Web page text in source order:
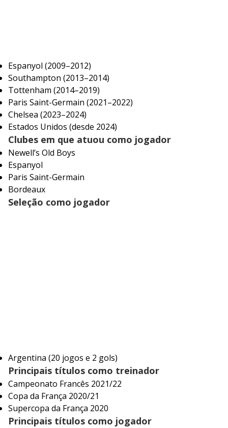
Espanyol (2009–2012)
Southampton (2013–2014)
Tottenham (2014–2019)
Paris Saint-Germain (2021–2022)
Chelsea (2023–2024)
Estados Unidos (desde 2024)
Clubes em que atuou como jogador
Newell’s Old Boys
Espanyol
Paris Saint-Germain
Bordeaux
Seleção como jogador
Argentina (20 jogos e 2 gols)
Principais títulos como treinador
Campeonato Francês 2021/22
Copa da França 2020/21
Supercopa da França 2020
Principais títulos como jogador